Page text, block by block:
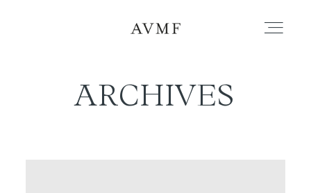
PORTAFOLIO
ARCHIVES